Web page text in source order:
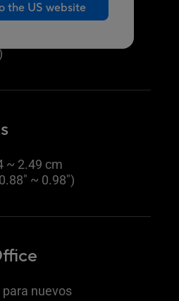
the US website
~ 2.49 cm
~ 0.98")
nuevos